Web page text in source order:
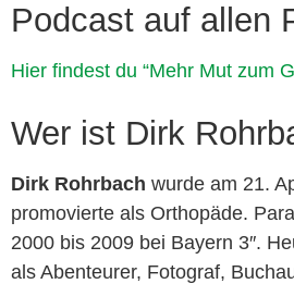
Podcast auf allen
Hier findest du “Mehr Mut zum
Wer ist Dirk
Dirk Rohrbach wurde am 21.
promovierte als Orthopäde.
2000 bis 2009 bei Bayern 3″.
als Abenteurer, Fotograf,